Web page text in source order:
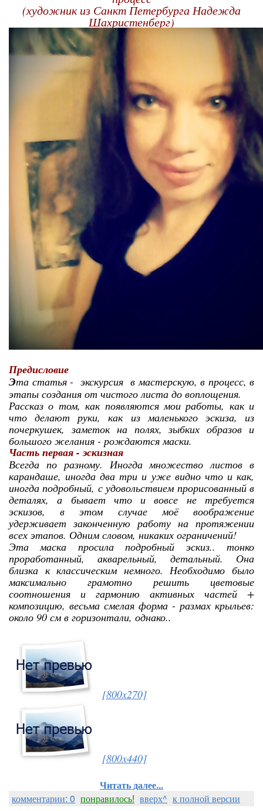
(художник из Санкт Петербурга Надежда
Шахристенберг)
Предисловие
Эта статья - экскурсия в мастерскую, в процесс, в
этапы создания от чистого листа до воплощения.
Рассказ о том, как появляются мои работы, как и
что делают руки, как из маленького эскиза, из
почеркушек, заметок на полях, зыбких образов и
большого желания - рождаются маски.
Часть первая - эскизная
Всегда по разному. Иногда множество листов в
карандаше, иногда два три и уже видно что и как,
иногда подробный, с удовольствием прорисованный в
деталях, а бывает что и вовсе не требуется
эскизов, в этом случае моё воображение
удерживает законченную работу на протяжении
всех этапов. Одним словом, никаких ограничений!
Эта маска просила подробный эскиз.. тонко
проработанный, акварельный, детальный. Она
близка к классическим немного. Необходимо было
максимально грамотно решить цветовые
соотношения и гармонию активных частей +
композицию, весьма смелая форма - размах крыльев:
около 90 см в горизонтали, однако..
[800x270]
[800x440]
Читать далее...
комментарии: 0 понравилось! вверх^ к полной версии